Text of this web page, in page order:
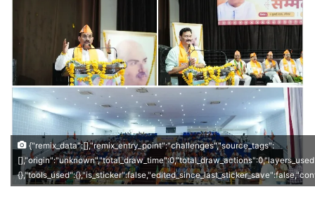
{"remix_data":[],"remix_entry_point":"challenges","source_tags":